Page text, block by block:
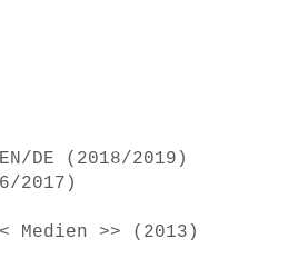
DE (2018/2019)
2017)
Medien >> (2013)